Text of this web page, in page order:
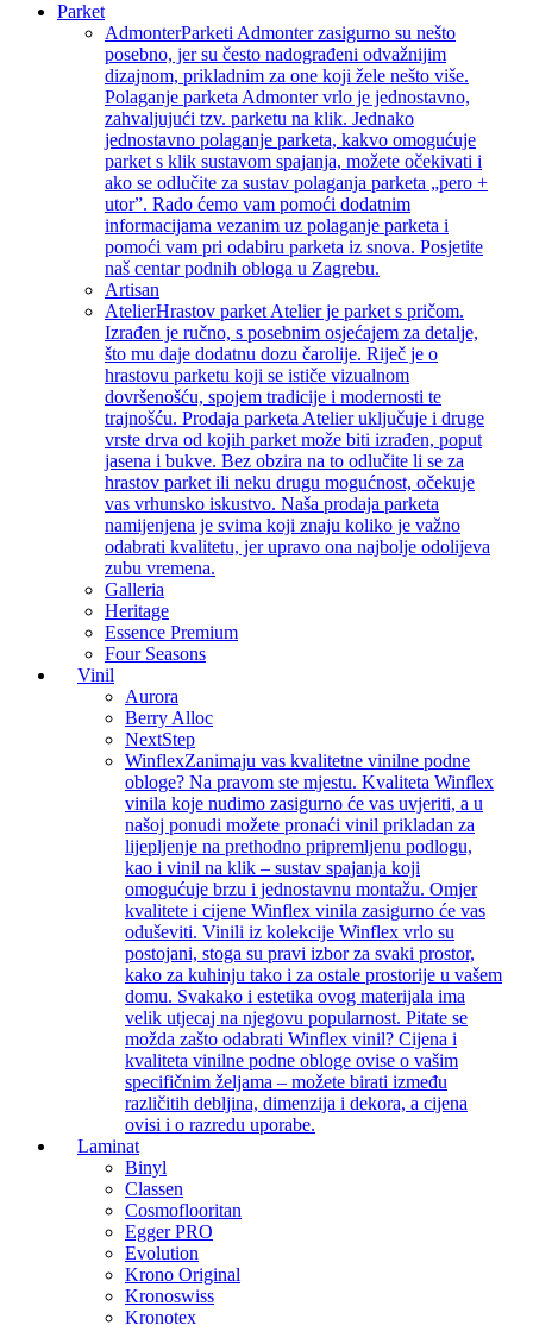
Parket
AdmonterParketi Admonter zasigurno su nešto
posebno, jer su često nadograđeni odvažnijim
dizajnom, prikladnim za one koji žele nešto više.
Polaganje parketa Admonter vrlo je jednostavno,
zahvaljujući tzv. parketu na klik. Jednako
jednostavno polaganje parketa, kakvo omogućuje
parket s klik sustavom spajanja, možete očekivati i
ako se odlučite za sustav polaganja parketa „pero +
utor”. Rado ćemo vam pomoći dodatnim
informacijama vezanim uz polaganje parketa i
pomoći vam pri odabiru parketa iz snova. Posjetite
naš centar podnih obloga u Zagrebu.
Artisan
AtelierHrastov parket Atelier je parket s pričom.
Izrađen je ručno, s posebnim osjećajem za detalje,
što mu daje dodatnu dozu čarolije. Riječ je o
hrastovu parketu koji se ističe vizualnom
dovršenošću, spojem tradicije i modernosti te
trajnošću. Prodaja parketa Atelier uključuje i druge
vrste drva od kojih parket može biti izrađen, poput
jasena i bukve. Bez obzira na to odlučite li se za
hrastov parket ili neku drugu mogućnost, očekuje
vas vrhunsko iskustvo. Naša prodaja parketa
namijenjena je svima koji znaju koliko je važno
odabrati kvalitetu, jer upravo ona najbolje odolijeva
zubu vremena.
Galleria
Heritage
Essence Premium
Four Seasons
Vinil
Aurora
Berry Alloc
NextStep
WinflexZanimaju vas kvalitetne vinilne podne
obloge? Na pravom ste mjestu. Kvaliteta Winflex
vinila koje nudimo zasigurno će vas uvjeriti, a u
našoj ponudi možete pronaći vinil prikladan za
lijepljenje na prethodno pripremljenu podlogu,
kao i vinil na klik – sustav spajanja koji
omogućuje brzu i jednostavnu montažu. Omjer
kvalitete i cijene Winflex vinila zasigurno će vas
oduševiti. Vinili iz kolekcije Winflex vrlo su
postojani, stoga su pravi izbor za svaki prostor,
kako za kuhinju tako i za ostale prostorije u vašem
domu. Svakako i estetika ovog materijala ima
velik utjecaj na njegovu popularnost. Pitate se
možda zašto odabrati Winflex vinil? Cijena i
kvaliteta vinilne podne obloge ovise o vašim
specifičnim željama – možete birati između
različitih debljina, dimenzija i dekora, a cijena
ovisi i o razredu uporabe.
Laminat
Binyl
Classen
Cosmoflooritan
Egger PRO
Evolution
Krono Original
Kronoswiss
Kronotex